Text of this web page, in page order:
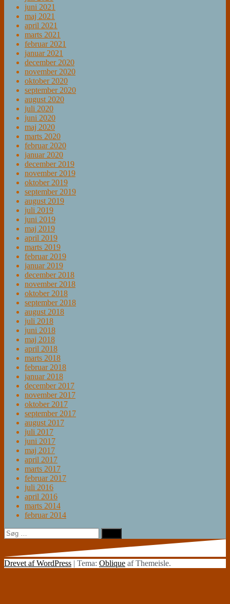
juni 2021
maj 2021
april 2021
marts 2021
februar 2021
januar 2021
december 2020
november 2020
oktober 2020
september 2020
august 2020
juli 2020
juni 2020
maj 2020
marts 2020
februar 2020
januar 2020
december 2019
november 2019
oktober 2019
september 2019
august 2019
juli 2019
juni 2019
maj 2019
april 2019
marts 2019
februar 2019
januar 2019
december 2018
november 2018
oktober 2018
september 2018
august 2018
juli 2018
juni 2018
maj 2018
april 2018
marts 2018
februar 2018
januar 2018
december 2017
november 2017
oktober 2017
september 2017
august 2017
juli 2017
juni 2017
maj 2017
april 2017
marts 2017
februar 2017
juli 2016
april 2016
marts 2014
februar 2014
Søg
efter:
Drevet af WordPress | Tema: Oblique af Themeisle.